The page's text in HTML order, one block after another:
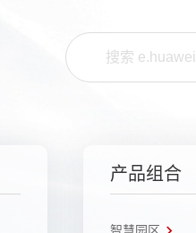
产品组合